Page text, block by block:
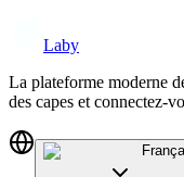
Laby
La plateforme moderne
des capes et connectez-